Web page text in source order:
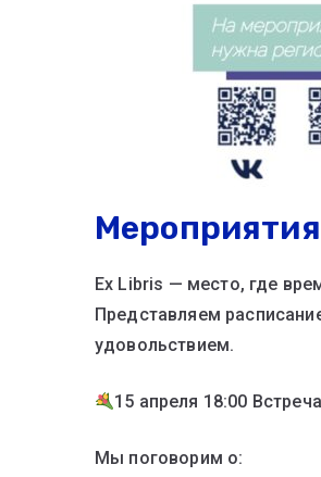
Мероприятия
Ex Libris — место, где
Представляем
удовольствием.
15 апреля 18:00
Мы поговорим о: